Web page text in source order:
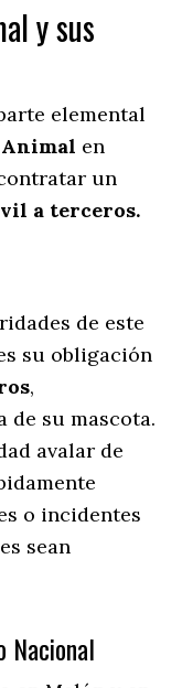
y sus
elemental
en
un
a terceros.
de este
su obligación
,
de su mascota.
avalar de
o incidentes
sean
Nacional